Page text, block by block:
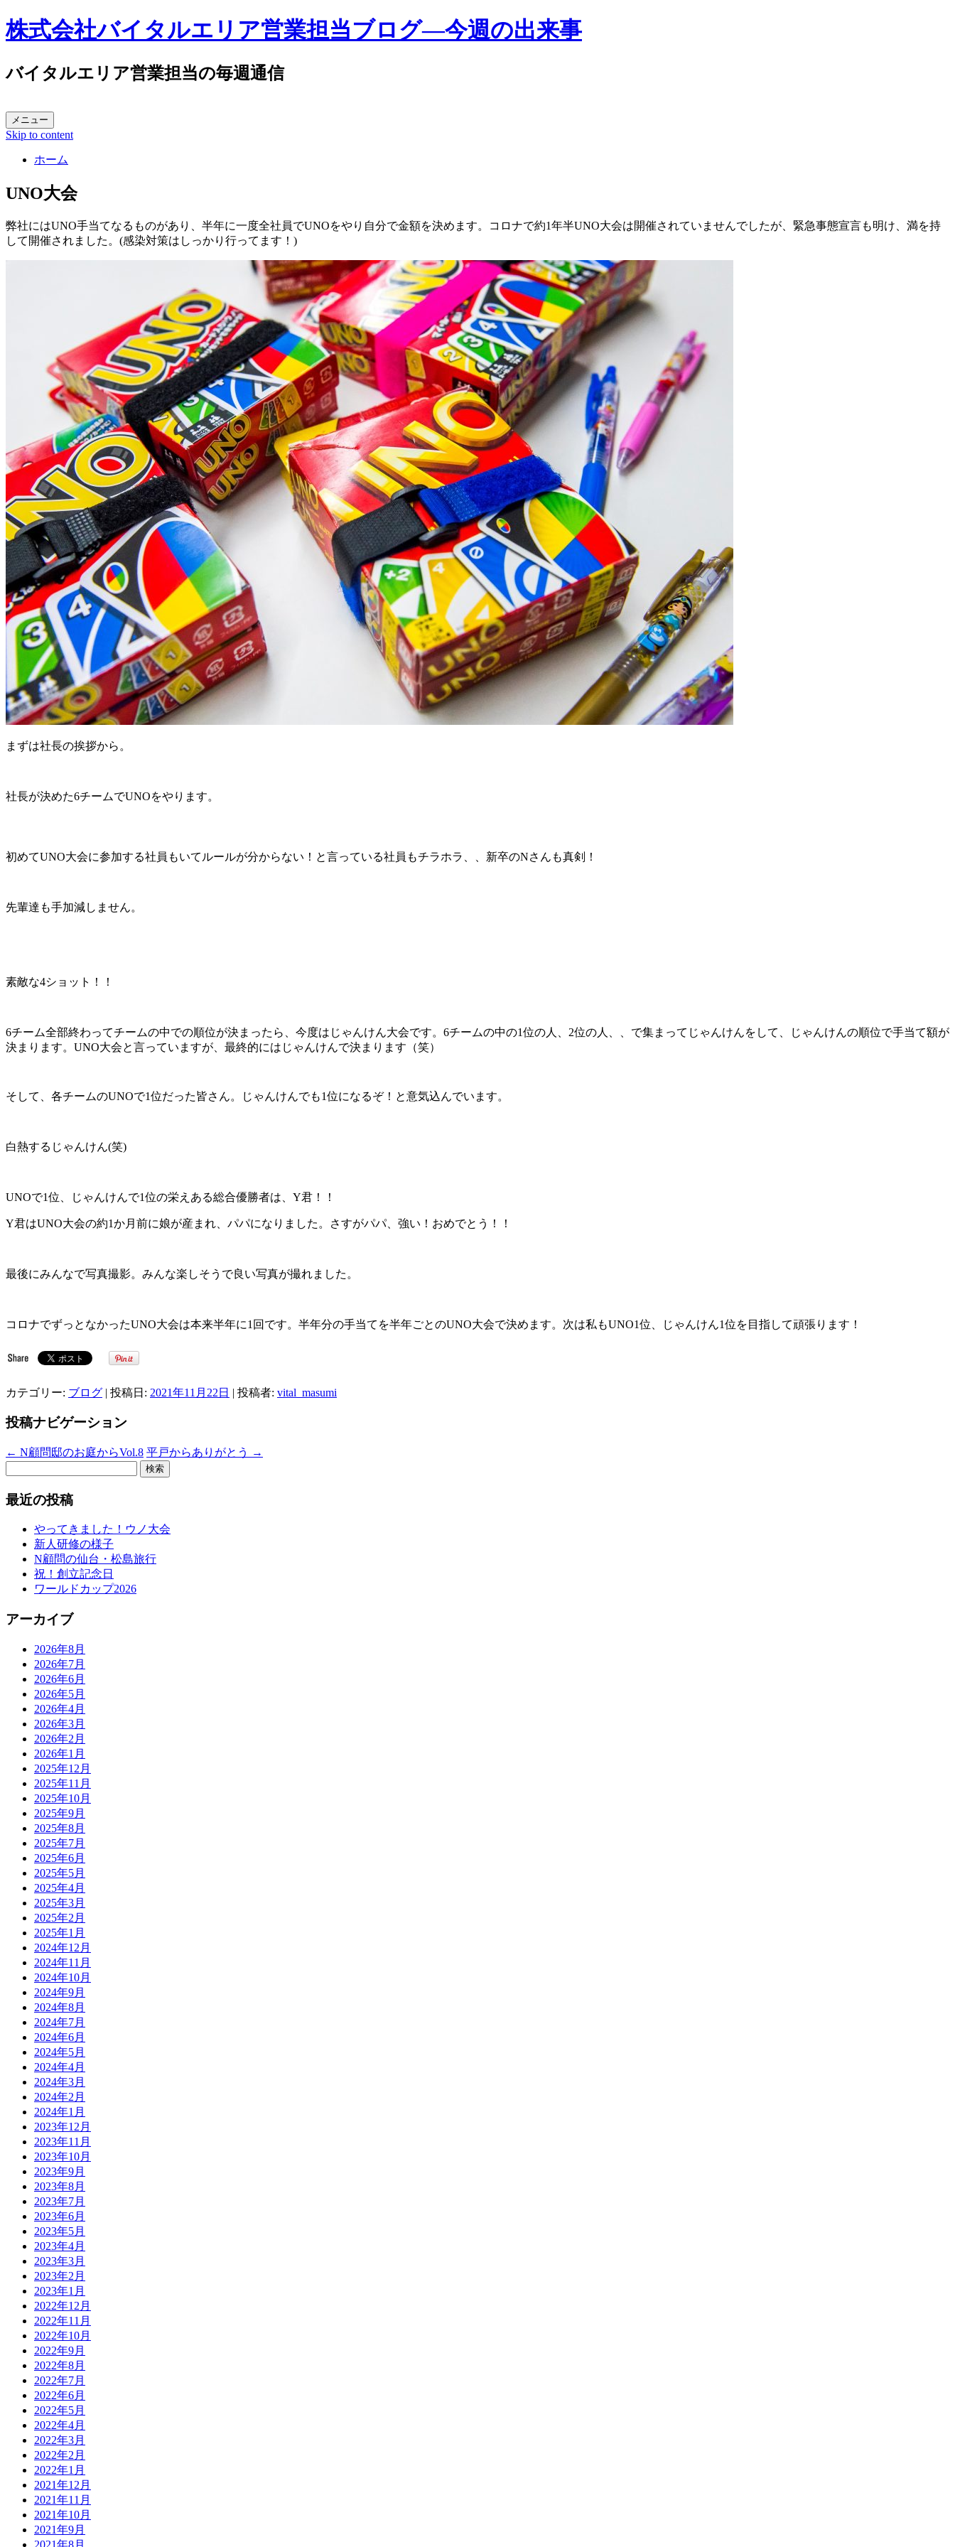
株式会社バイタルエリア営業担当ブログ―今週の出来事
バイタルエリア営業担当の毎週通信
メニュー
Skip to content
ホーム
UNO大会
弊社にはUNO手当てなるものがあり、半年に一度全社員でUNOをやり自分で金額を決めます。コロナで約1年半UNO大会は開催されていませんでしたが、緊急事態宣言も明け、満を持
して開催されました。(感染対策はしっかり行ってます！)
まずは社長の挨拶から。
社長が決めた6チームでUNOをやります。
初めてUNO大会に参加する社員もいてルールが分からない！と言っている社員もチラホラ、、新卒のNさんも真剣！
先輩達も手加減しません。
素敵な4ショット！！
6チーム全部終わってチームの中での順位が決まったら、今度はじゃんけん大会です。6チームの中の1位の人、2位の人、、で集まってじゃんけんをして、じゃんけんの順位で手当て額が
決まります。UNO大会と言っていますが、最終的にはじゃんけんで決まります（笑）
そして、各チームのUNOで1位だった皆さん。じゃんけんでも1位になるぞ！と意気込んでいます。
白熱するじゃんけん(笑)
UNOで1位、じゃんけんで1位の栄えある総合優勝者は、Y君！！
Y君はUNO大会の約1か月前に娘が産まれ、パパになりました。さすがパパ、強い！おめでとう！！
最後にみんなで写真撮影。みんな楽しそうで良い写真が撮れました。
コロナでずっとなかったUNO大会は本来半年に1回です。半年分の手当てを半年ごとのUNO大会で決めます。次は私もUNO1位、じゃんけん1位を目指して頑張ります！
カテゴリー: ブログ | 投稿日: 2021年11月22日 | 投稿者: vital_masumi
投稿ナビゲーション
← N顧問邸のお庭からVol.8 平戸からありがとう
→
最近の投稿
やってきました！ウノ大会
新人研修の様子
N顧問の仙台・松島旅行
祝！創立記念日
ワールドカップ2026
アーカイブ
2026年8月
2026年7月
2026年6月
2026年5月
2026年4月
2026年3月
2026年2月
2026年1月
2025年12月
2025年11月
2025年10月
2025年9月
2025年8月
2025年7月
2025年6月
2025年5月
2025年4月
2025年3月
2025年2月
2025年1月
2024年12月
2024年11月
2024年10月
2024年9月
2024年8月
2024年7月
2024年6月
2024年5月
2024年4月
2024年3月
2024年2月
2024年1月
2023年12月
2023年11月
2023年10月
2023年9月
2023年8月
2023年7月
2023年6月
2023年5月
2023年4月
2023年3月
2023年2月
2023年1月
2022年12月
2022年11月
2022年10月
2022年9月
2022年8月
2022年7月
2022年6月
2022年5月
2022年4月
2022年3月
2022年2月
2022年1月
2021年12月
2021年11月
2021年10月
2021年9月
2021年8月